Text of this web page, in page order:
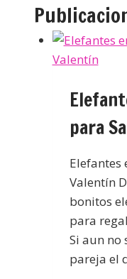
para
Elefantes
Valentín
bonitos
para
Si aun no
pareja el